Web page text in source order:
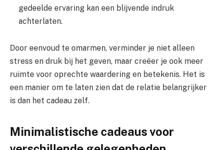
gedeelde ervaring kan een blijvende indruk
achterlaten.
Door eenvoud te omarmen, verminder je niet alleen
stress en druk bij het geven, maar creëer je ook meer
ruimte voor oprechte waardering en betekenis. Het is
een manier om te laten zien dat de relatie belangrijker
is dan het cadeau zelf.
Minimalistische cadeaus voor